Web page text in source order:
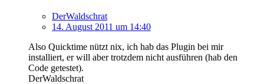
DerWaldschrat
14. August 2011 um 14:40
Also Quicktime nützt nix, ich hab das Plugin bei mir
installiert, er will aber trotzdem nicht ausführen (hab den
Code getestet).
DerWaldschrat